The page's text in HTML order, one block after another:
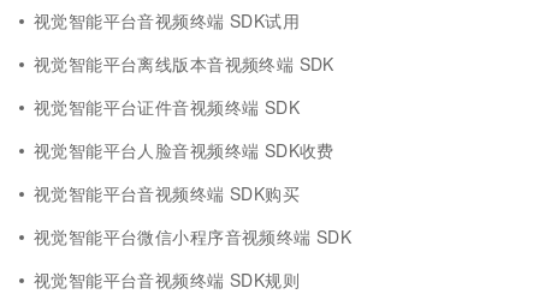
视觉智能平台音视频终端 SDK试用
视觉智能平台离线版本音视频终端 SDK
视觉智能平台证件音视频终端 SDK
视觉智能平台人脸音视频终端 SDK收费
视觉智能平台音视频终端 SDK购买
视觉智能平台微信小程序音视频终端 SDK
视觉智能平台音视频终端 SDK规则